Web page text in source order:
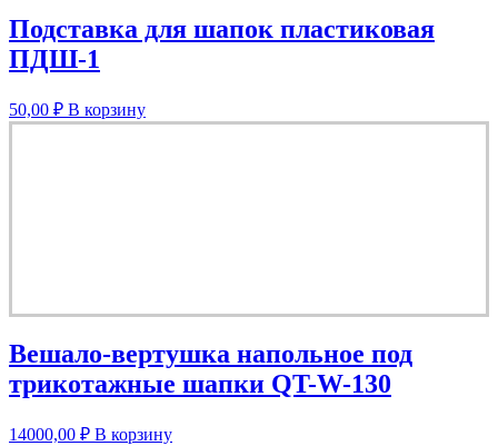
Подставка для шапок пластиковая
ПДШ-1
50,00 ₽ В корзину
Вешало-вертушка напольное под
трикотажные шапки QT-W-130
14000,00 ₽ В корзину